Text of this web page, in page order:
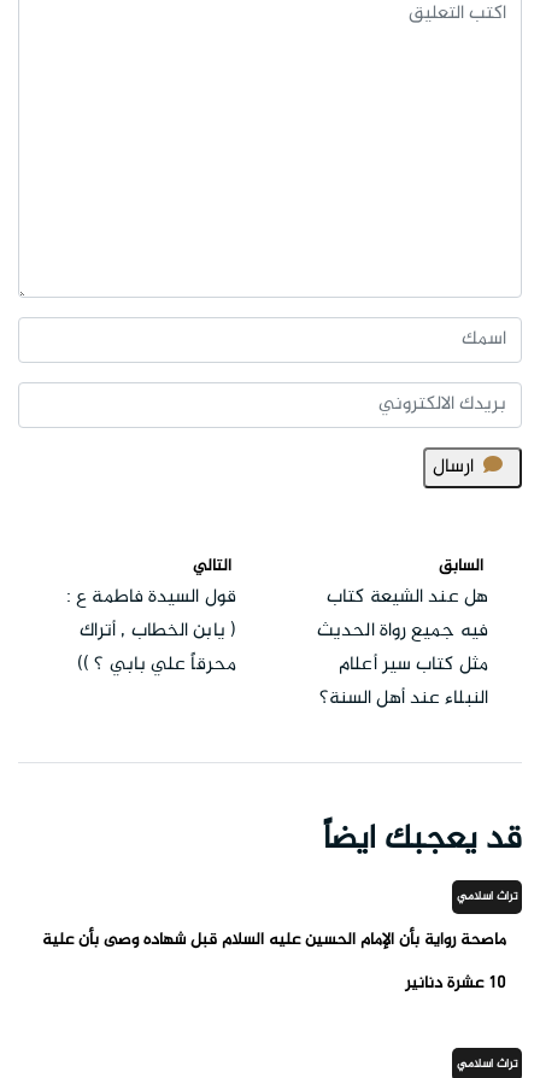
ارسال
السابق
هل عند الشيعة كتاب
فيه جميع رواة الحديث
مثل كتاب سير أعلام
النبلاء عند أهل السنة؟
التالي
قول السيدة فاطمة ع :
( يابن الخطاب , أتراك
محرقاً علي بابي ؟ ))
قد يعجبك ايضاً
تراث اسلامي
ماصحة رواية بأن الإمام الحسين عليه السلام قبل شهاده وصى بأن علية
١٠ عشرة دنانير
تراث اسلامي